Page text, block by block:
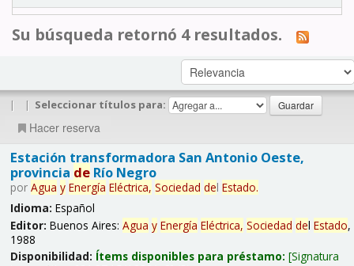
Su búsqueda retornó 4 resultados.
| | Seleccionar títulos para:
Hacer reserva
Estación transformadora San Antonio Oeste,
provincia deRío Negro
por Agua y Energía Eléctrica, Sociedad del Estado.
Idioma: Español
Editor: Buenos Aires: Agua y Energía Eléctrica, Sociedad del Estado,
1988
Disponibilidad: Ítems disponibles para préstamo: Signatura